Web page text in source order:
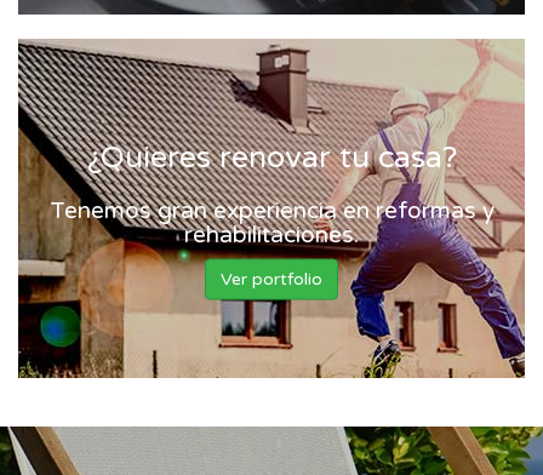
¿Quieres renovar tu casa?
Tenemos gran experiencia en reformas y
rehabilitaciones.
Ver portfolio